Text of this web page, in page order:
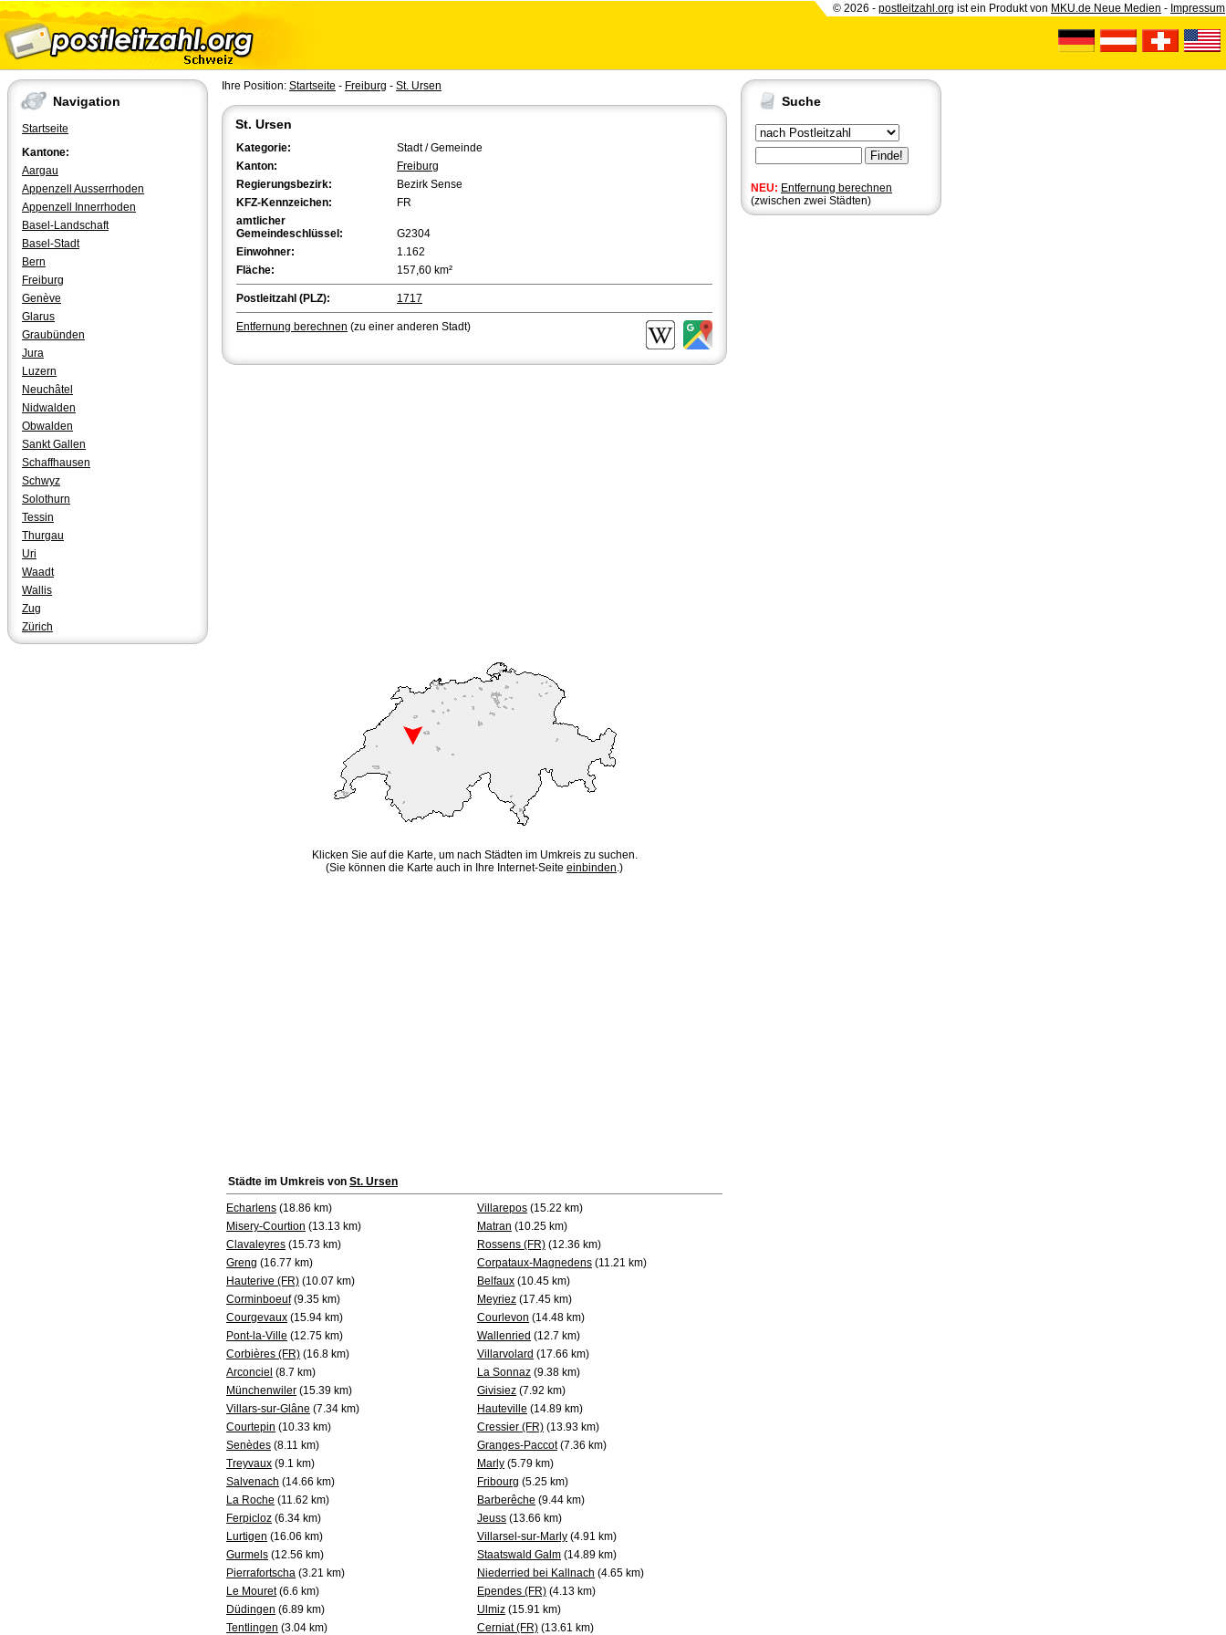
© 2026 - postleitzahl.org ist ein Produkt von MKU.de Neue Medien - Impressum
Navigation
Startseite
Kantone:
Aargau
Appenzell Ausserrhoden
Appenzell Innerrhoden
Basel-Landschaft
Basel-Stadt
Bern
Freiburg
Genève
Glarus
Graubünden
Jura
Luzern
Neuchâtel
Nidwalden
Obwalden
Sankt Gallen
Schaffhausen
Schwyz
Solothurn
Tessin
Thurgau
Uri
Waadt
Wallis
Zug
Zürich
Suche
NEU: Entfernung berechnen
(zwischen zwei Städten)
Ihre Position: Startseite - Freiburg - St. Ursen
St. Ursen
Kategorie:
Stadt / Gemeinde
Kanton:
Freiburg
Regierungsbezirk:
Bezirk Sense
KFZ-Kennzeichen:
FR
amtlicher
Gemeindeschlüssel:
G2304
Einwohner:
1.162
Fläche:
157,60 km²
Postleitzahl (PLZ): 1717
Entfernung berechnen (zu einer anderen Stadt)
Klicken Sie auf die Karte, um nach Städten im Umkreis zu suchen.
(Sie können die Karte auch in Ihre Internet-Seite einbinden.)
Städte im Umkreis von St. Ursen
Echarlens (18.86 km) Villarepos (15.22 km)
Misery-Courtion (13.13 km) Matran (10.25 km)
Clavaleyres (15.73 km) Rossens (FR) (12.36 km)
Greng (16.77 km) Corpataux-Magnedens (11.21 km)
Hauterive (FR) (10.07 km) Belfaux (10.45 km)
Corminboeuf(9.35 km) Meyriez (17.45 km)
Courgevaux (15.94 km) Courlevon (14.48 km)
Pont-la-Ville (12.75 km) Wallenried (12.7 km)
Corbières (FR) (16.8 km) Villarvolard (17.66 km)
Arconciel (8.7 km) La Sonnaz (9.38 km)
Münchenwiler (15.39 km) Givisiez (7.92 km)
Villars-sur-Glâne (7.34 km) Hauteville (14.89 km)
Courtepin (10.33 km) Cressier (FR) (13.93 km)
Senèdes (8.11 km) Granges-Paccot(7.36 km)
Treyvaux (9.1 km) Marly (5.79 km)
Salvenach (14.66 km) Fribourg (5.25 km)
La Roche (11.62 km) Barberêche (9.44 km)
Ferpicloz (6.34 km) Jeuss (13.66 km)
Lurtigen (16.06 km) Villarsel-sur-Marly (4.91 km)
Gurmels (12.56 km) Staatswald Galm (14.89 km)
Pierrafortscha (3.21 km) Niederried bei Kallnach (4.65 km)
Le Mouret(6.6 km) Ependes (FR) (4.13 km)
Düdingen (6.89 km) Ulmiz (15.91 km)
Tentlingen (3.04 km) Cerniat (FR) (13.61 km)